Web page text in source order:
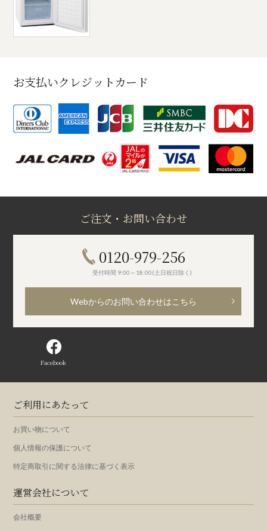
お支払いクレジットカード
ご注文・お問い合わせ
0120-979-256
受付時間 9:00～18:00(土日祝日除く)
Webからのお問い合わせはこちら
Facebook
ご利用にあたって
お買い物について
個人情報の保護について
特定商取引に関する法律に基づく表示
運営会社について
会社概要